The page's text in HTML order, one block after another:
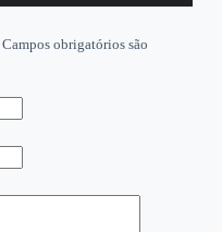
Campos obrigatórios são